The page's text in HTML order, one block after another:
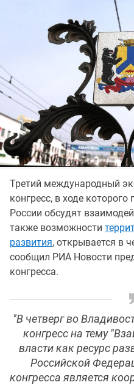
Третий международный
конгресс, в ходе
России обсудят
также возможности
развития, открывается в
сообщил РИА Новости
конгресса.
"В четверг во
конгресс на тему
власти как ресурс
Российской
конгресса является